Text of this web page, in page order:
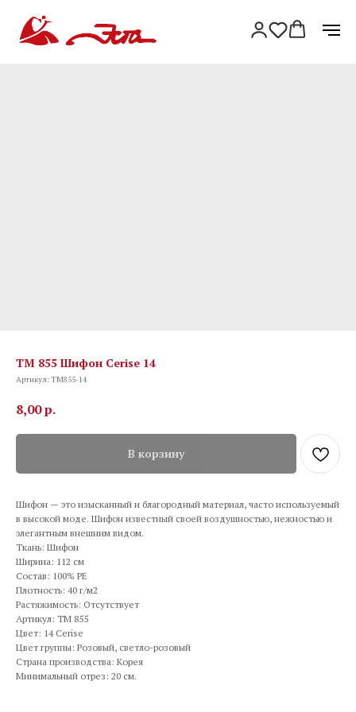
TM 855 Шифон Cerise 14
Артикул:TM855-14
8,00р.
В корзину
Шифон — это изысканный и благородный материал, часто используемый
в высокой моде. Шифон известный своей воздушностью, нежностью и
элегантным внешним видом.
Ткань: Шифон
Ширина: 112 см
Состав: 100% PE
Плотность: 40 г/м2
Растяжимость: Отсутствует
Артикул: TM 855
Цвет: 14 Cerise
Цвет группы: Розовый, светло-розовый
Страна производства: Корея
Минимальный отрез: 20 см.